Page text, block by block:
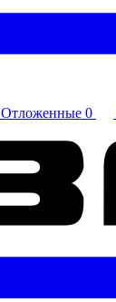
Отложенные 0